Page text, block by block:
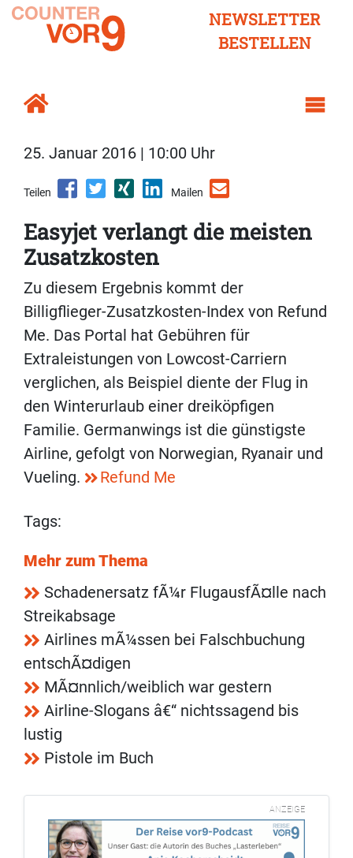
NEWSLETTER
BESTELLEN
25. Januar 2016 | 10:00 Uhr
Teilen Mailen
Easyjet verlangt die meisten
Zusatzkosten
Zu diesem Ergebnis kommt der
Billigflieger-Zusatzkosten-Index von Refund
Me. Das Portal hat Gebühren für
Extraleistungen von Lowcost-Carriern
verglichen, als Beispiel diente der Flug in
den Winterurlaub einer dreiköpfigen
Familie. Germanwings ist die günstigste
Airline, gefolgt von Norwegian, Ryanair und
Vueling.
Refund Me
Tags:
Mehr zum Thema
Schadenersatz fÃ¼r FlugausfÃ¤lle nach
Streikabsage
Airlines mÃ¼ssen bei Falschbuchung
entschÃ¤digen
MÃ¤nnlich/weiblich war gestern
Airline-Slogans â€“ nichtssagend bis
lustig
Pistole im Buch
ANZEIGE